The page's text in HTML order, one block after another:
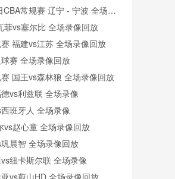
常规赛 辽宁 - 宁波 全场录
菲vs塞尔比 全场录像回放
福建vs江苏 全场录像回放
赛 全场录像回放
国王vs森林狼 全场录像回放
vs利兹联 全场录像
班牙人 全场录像
vs赵心童 全场录像回放
晨智 全场录像回放
纽卡斯尔联 全场录像
vs蔚山HD 全场录像回放